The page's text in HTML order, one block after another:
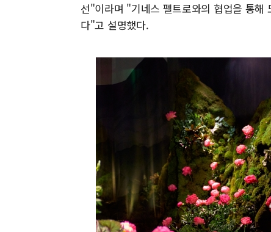
선"이라며 "기네스 펠트로와의 협업을 통해
다"고 설명했다.